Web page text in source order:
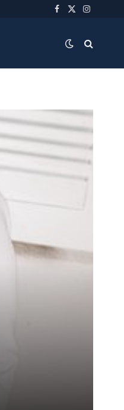
Facebook
X